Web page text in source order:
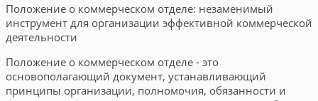
Положение о коммерческом отделе: незаменимый
инструмент для организации эффективной коммерческой
деятельности
Положение о коммерческом отделе - это
основополагающий документ, устанавливающий
принципы организации, полномочия, обязанности и